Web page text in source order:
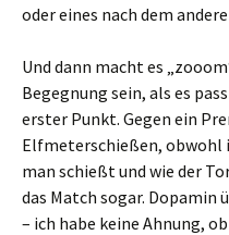
oder eines nach dem
Und dann macht es
Begegnung sein, als es
erster Punkt. Gegen ein
Elfmeterschießen, obwohl
man schießt und wie der
das Match sogar.
– ich habe keine Ahnung,